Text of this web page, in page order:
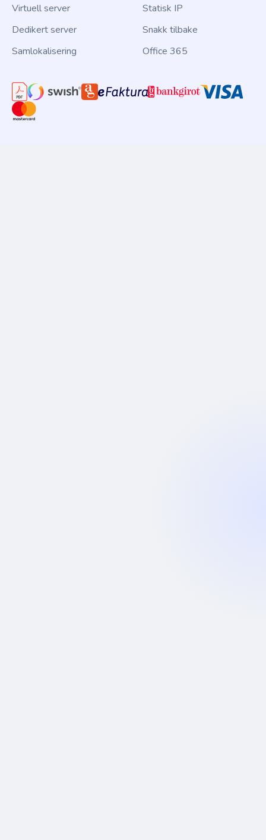
Virtuell server
Dedikert server
Samlokalisering
Statisk IP
Snakk tilbake
Office 365